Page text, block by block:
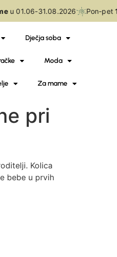
31.08.2026 Pon-pet10-
Dječja soba
Moda
Za mame
pri
Kolica
bebe u prvih